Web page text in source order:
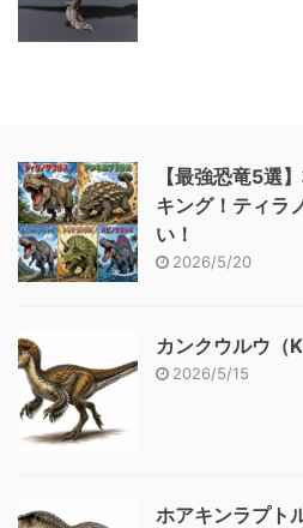
【最強恐竜5選
キング！ティラ
い！
2026/5/20
カンクウルウ（
2026/5/15
ホアキンラプト